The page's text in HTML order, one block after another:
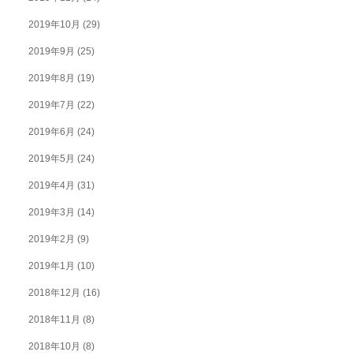
2019年10月 (29)
2019年9月 (25)
2019年8月 (19)
2019年7月 (22)
2019年6月 (24)
2019年5月 (24)
2019年4月 (31)
2019年3月 (14)
2019年2月 (9)
2019年1月 (10)
2018年12月 (16)
2018年11月 (8)
2018年10月 (8)